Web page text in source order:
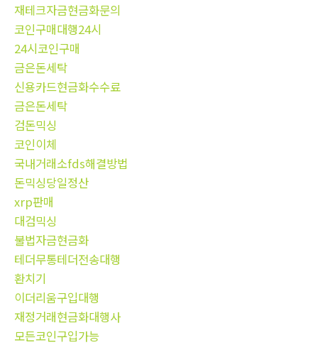
재테크자금현금화문의
코인구매대행24시
24시코인구매
금은돈세탁
신용카드현금화수수료
금은돈세탁
검돈믹싱
코인이체
국내거래소fds해결방법
돈믹싱당일정산
xrp판매
대검믹싱
불법자금현금화
테더무통테더전송대행
환치기
이더리움구입대행
재정거래현금화대행사
모든코인구입가능